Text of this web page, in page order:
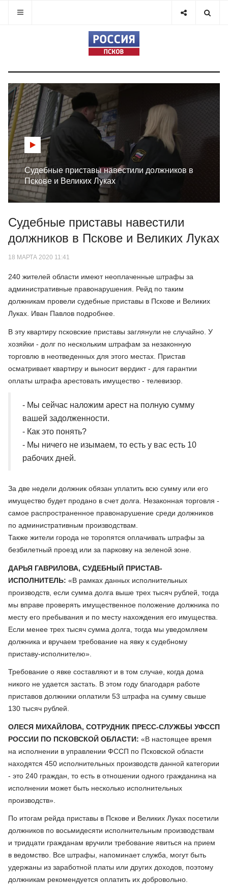
Судебные приставы навестили должников в
Пскове и Великих Луках
Судебные приставы навестили
должников в Пскове и Великих Луках
18 МАРТА 2020 11:41
240 жителей области имеют неоплаченные штрафы за
административные правонарушения. Рейд по таким
должникам провели судебные приставы в Пскове и Великих
Луках. Иван Павлов подробнее.
В эту квартиру псковские приставы заглянули не случайно. У
хозяйки - долг по нескольким штрафам за незаконную
торговлю в неотведенных для этого местах. Пристав
осматривает квартиру и выносит вердикт - для гарантии
оплаты штрафа арестовать имущество - телевизор.
- Мы сейчас наложим арест на полную сумму
вашей задолженности.
- Как это понять?
- Мы ничего не изымаем, то есть у вас есть 10
рабочих дней.
За две недели должник обязан уплатить всю сумму или его
имущество будет продано в счет долга. Незаконная торговля -
самое распространенное правонарушение среди должников
по административным производствам.
Также жители города не торопятся оплачивать штрафы за
безбилетный проезд или за парковку на зеленой зоне.
ДАРЬЯ ГАВРИЛОВА, СУДЕБНЫЙ ПРИСТАВ-
ИСПОЛНИТЕЛЬ: «В рамках данных исполнительных
производств, если сумма долга выше трех тысяч рублей, тогда
мы вправе проверять имущественное положение должника по
месту его пребывания и по месту нахождения его имущества.
Если менее трех тысяч сумма долга, тогда мы уведомляем
должника и вручаем требование на явку к судебному
приставу-исполнителю».
Требование о явке составляют и в том случае, когда дома
никого не удается застать. В этом году благодаря работе
приставов должники оплатили 53 штрафа на сумму свыше
130 тысяч рублей.
ОЛЕСЯ МИХАЙЛОВА, СОТРУДНИК ПРЕСС-СЛУЖБЫ УФССП
РОССИИ ПО ПСКОВСКОЙ ОБЛАСТИ: «В настоящее время
на исполнении в управлении ФССП по Псковской области
находятся 450 исполнительных производств данной категории
- это 240 граждан, то есть в отношении одного гражданина на
исполнении может быть несколько исполнительных
производств».
По итогам рейда приставы в Пскове и Великих Луках посетили
должников по восьмидесяти исполнительным производствам
и тридцати гражданам вручили требование явиться на прием
в ведомство. Все штрафы, напоминает служба, могут быть
удержаны из заработной платы или других доходов, поэтому
должникам рекомендуется оплатить их добровольно.